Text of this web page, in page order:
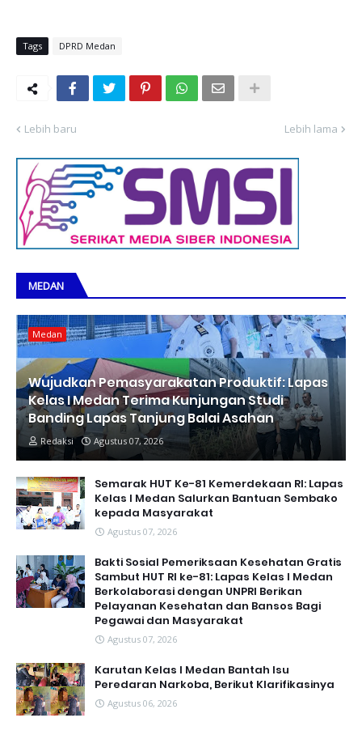
Tags DPRD Medan
Lebih baru Lebih lama
MEDAN
Medan
Wujudkan Pemasyarakatan Produktif: Lapas
Kelas I Medan Terima Kunjungan Studi
Banding Lapas Tanjung Balai Asahan
Redaksi Agustus 07, 2026
Semarak HUT Ke-81 Kemerdekaan RI: Lapas
Kelas I Medan Salurkan Bantuan Sembako
kepada Masyarakat
Agustus 07, 2026
Bakti Sosial Pemeriksaan Kesehatan Gratis
Sambut HUT RI ke-81: Lapas Kelas I Medan
Berkolaborasi dengan UNPRI Berikan
Pelayanan Kesehatan dan Bansos Bagi
Pegawai dan Masyarakat
Agustus 07, 2026
Karutan Kelas I Medan Bantah Isu
Peredaran Narkoba, Berikut Klarifikasinya
Agustus 06, 2026